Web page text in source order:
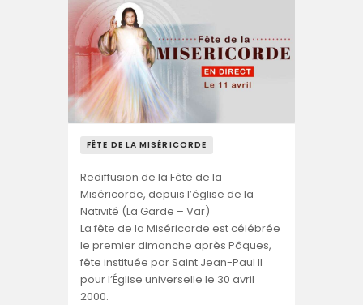
FÊTE DE LA MISÉRICORDE
Rediffusion de la Fête de la
Miséricorde, depuis l’église de la
Nativité (La Garde – Var)
La fête de la Miséricorde est célébrée
le premier dimanche après Pâques,
fête instituée par Saint Jean-Paul II
pour l’Église universelle le 30 avril
2000.